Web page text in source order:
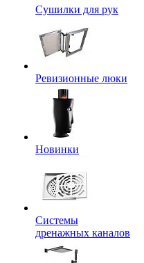
Сушилки для рук
Ревизионные люки
Новинки
Системы
дренажных каналов